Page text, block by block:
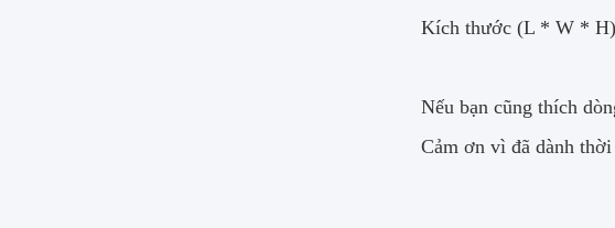
Kích thước (L * W *
Nếu bạn cũng thích
Cảm ơn vì đã dành